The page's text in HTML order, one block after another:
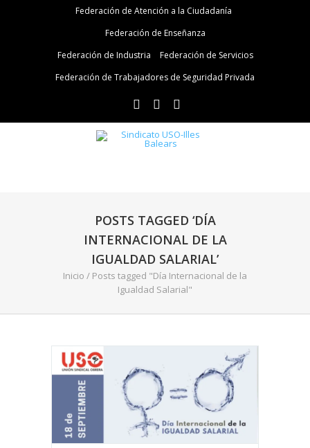
Federación de Atención a la Ciudadanía
Federación de Enseñanza
Federación de Industria
Federación de Servicios
Federación de Trabajadores de Seguridad Privada
POSTS TAGGED ‘DÍA
INTERNACIONAL DE LA
IGUALDAD SALARIAL’
Inicio / Posts tagged "Día Internacional de la
Igualdad Salarial"